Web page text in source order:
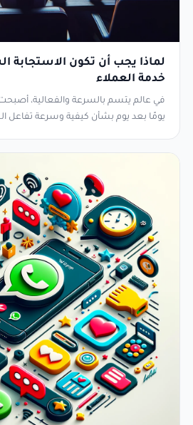
لماذا يجب أن تكون الاستجابة
خدمة العملاء
في عالم يتسم بالسرعة والفعالية، أصبحت
يومًا بعد يوم بشأن كيفية وسرعة